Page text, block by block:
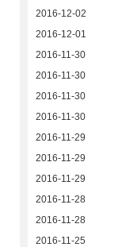
2016-12-02
2016-12-01
2016-11-30
2016-11-30
2016-11-30
2016-11-30
2016-11-29
2016-11-29
2016-11-29
2016-11-28
2016-11-28
2016-11-25